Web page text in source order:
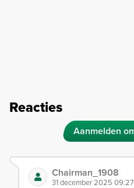
Reacties
Aanmelden
Chairman_1908
31 december 2025 09:27